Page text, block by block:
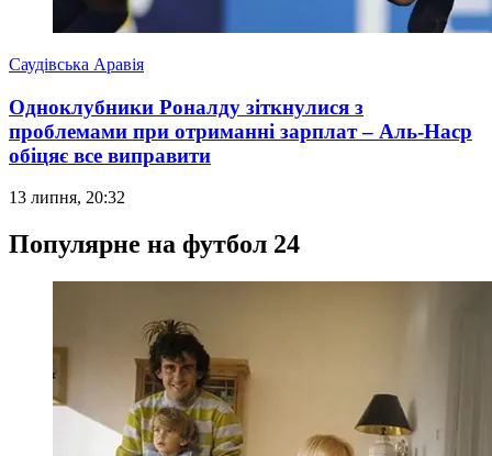
Саудівська Аравія
Одноклубники Роналду зіткнулися з
проблемами при отриманні зарплат – Аль-Наср
обіцяє все виправити
13 липня, 20:32
Популярне на футбол 24